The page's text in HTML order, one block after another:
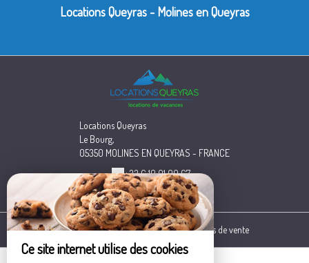
Ce site internet utilise des cookies
Locations Queyras - Molines en Queyras
Locations Queyras
Le Bourg,
05350 MOLINES EN QUEYRAS - FRANCE
+33 6 10 01 90 67
Contacter par email
Mentions légales | Conditions générales de vente